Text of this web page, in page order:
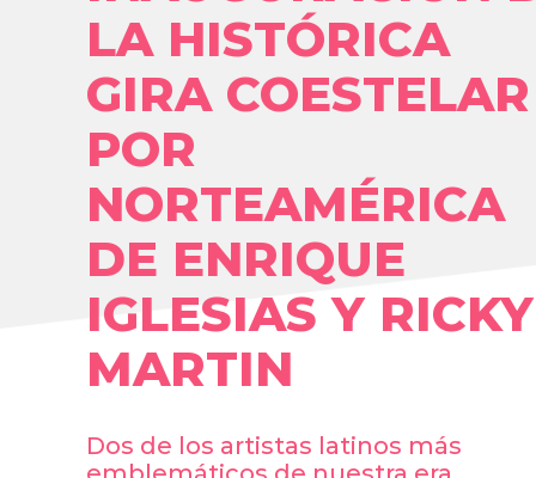
LA HISTÓRICA
GIRA COESTELAR
POR
NORTEAMÉRICA
DE ENRIQUE
IGLESIAS Y RICKY
MARTIN
Dos de los artistas latinos más